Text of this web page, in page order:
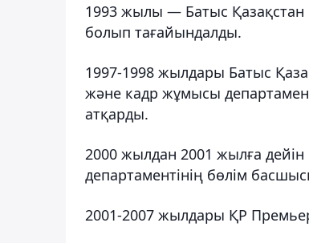
1993 жылы — Батыс Қазақстан
болып тағайындалды.
1997-1998 жылдары Батыс
және кадр жұмысы
атқарды.
2000 жылдан 2001 жылға
департаментінің бөлім
2001-2007 жылдары ҚР